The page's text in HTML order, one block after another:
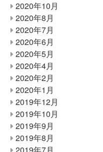
2020年10月
2020年8月
2020年7月
2020年6月
2020年5月
2020年4月
2020年2月
2020年1月
2019年12月
2019年10月
2019年9月
2019年8月
2019年7月